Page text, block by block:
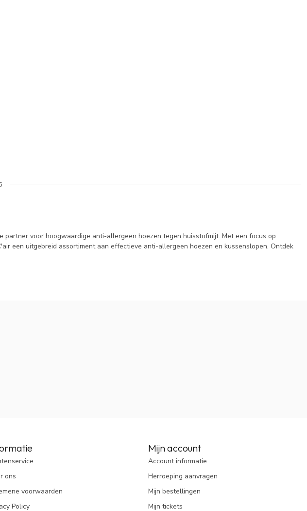
partner voor hoogwaardige anti-allergeen hoezen tegen huisstofmijt. Met een focus op
een uitgebreid assortiment aan effectieve anti-allergeen hoezen en kussenslopen. Ontdek
ons
voorwaarden
Policy
Mijn account
Account informatie
Herroeping aanvragen
Mijn bestellingen
Mijn tickets